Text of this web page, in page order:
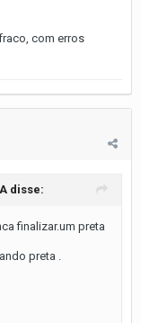
com erros
disse:
finalizar.um preta
preta .